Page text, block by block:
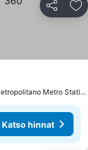
Jaa
3.6 km kohteesta Estadio Metropolitano Metro Station
Katso hinnat